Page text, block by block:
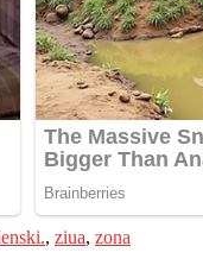
, ziua, zona